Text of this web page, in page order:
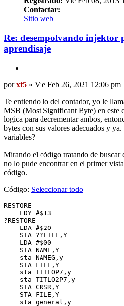
Contactar:
Contactar
Sitio web
Re: desempolvando injektor
aprendisaje
Mensaje
porxt5 » Vie Feb 26, 2021 12:06 pm
Te entiendo lo del contador, yo le
MSB (Most Significant Byte) en este
logica para decrementar ambos,
bytes con sus valores adecuados y
variables?
Mirando el código tratando de buscar
no lo pude encontrar en el primer
código.
Código: Seleccionar todo
RESTORE
    LDY #$13
?RESTORE
    LDA #$20
    STA ??FILE,Y
    LDA #$00
    STA NAME,Y
    sta NAMEG,y
    STA FILE,Y
    sta TITLOP7,y
    sta TITLO2P7,y
    STA CRSR,Y
    STA FILE,Y
    sta general,y